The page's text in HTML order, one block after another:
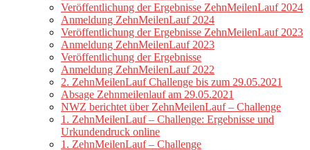
Veröffentlichung der Ergebnisse ZehnMeilenLauf 2024
Anmeldung ZehnMeilenLauf 2024
Veröffentlichung der Ergebnisse ZehnMeilenLauf 2023
Anmeldung ZehnMeilenLauf 2023
Veröffentlichung der Ergebnisse
Anmeldung ZehnMeilenLauf 2022
2. ZehnMeilenLauf Challenge bis zum 29.05.2021
Absage Zehnmeilenlauf am 29.05.2021
NWZ berichtet über ZehnMeilenLauf – Challenge
1. ZehnMeilenLauf – Challenge: Ergebnisse und
Urkundendruck online
1. ZehnMeilenLauf – Challenge